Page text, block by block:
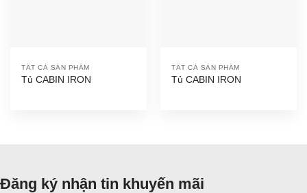
TẤT CẢ SẢN PHẨM
Tủ CABIN IRON
TẤT CẢ SẢN PHẨM
Tủ CABIN IRON
Đăng ký nhận tin khuyến mãi